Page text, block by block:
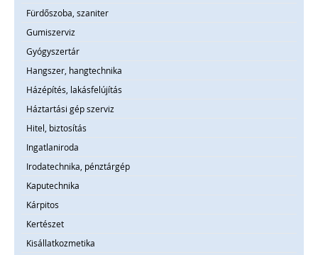
Fürdőszoba, szaniter
Gumiszerviz
Gyógyszertár
Hangszer, hangtechnika
Házépítés, lakásfelújítás
Háztartási gép szerviz
Hitel, biztosítás
Ingatlaniroda
Irodatechnika, pénztárgép
Kaputechnika
Kárpitos
Kertészet
Kisállatkozmetika